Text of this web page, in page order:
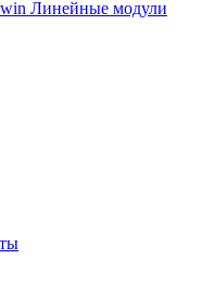
Линейные модули